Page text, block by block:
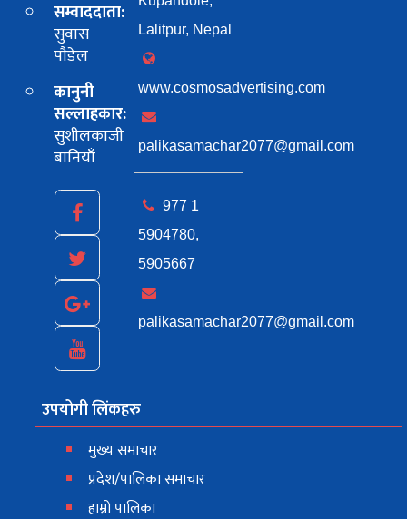
सम्वाददाता:
सुवास
पाैडेल
कानुनी
सल्लाहकार:
सुशीलकाजी
बानियाँ
Lalitpur, Nepal
www.cosmosadvertising.com
palikasamachar2077@gmail.com
977 1
5904780,
5905667
palikasamachar2077@gmail.com
उपयोगी लिंकहरु
मुख्य समाचार
प्रदेश/पालिका समाचार
हाम्रो पालिका